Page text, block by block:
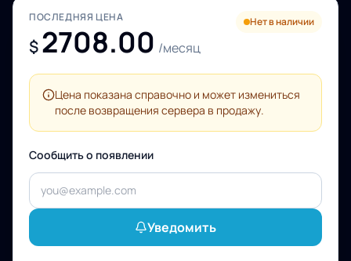
ПОСЛЕДНЯЯ ЦЕНА
$2708.00 /месяц
Нет в наличии
Цена показана справочно и может измениться
после возвращения сервера в продажу.
Сообщить о появлении
Уведомить